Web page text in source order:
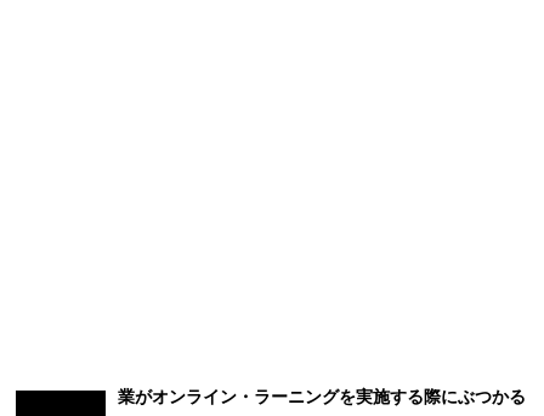
業がオンライン・ラーニングを実施する際にぶつかる